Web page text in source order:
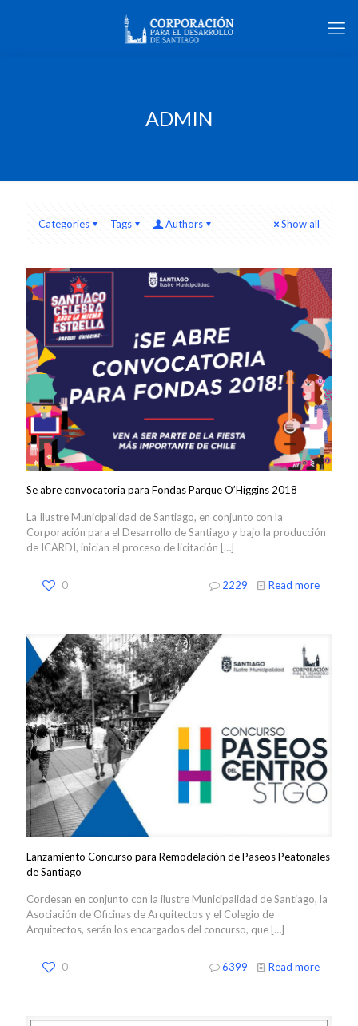
ADMIN
Categories Tags Authors Show all
Se abre convocatoria para Fondas Parque O’Higgins 2018
La Ilustre Municipalidad de Santiago, en conjunto con la
Corporación para el Desarrollo de Santiago y bajo la producción
de ICARDI, inician el proceso de licitación […]
0 2229 Read more
Lanzamiento Concurso para Remodelación de Paseos Peatonales
de Santiago
Cordesan en conjunto con la ilustre Municipalidad de Santiago, la
Asociación de Oficinas de Arquitectos y el Colegio de
Arquitectos, serán los encargados del concurso, que […]
0 6399 Read more